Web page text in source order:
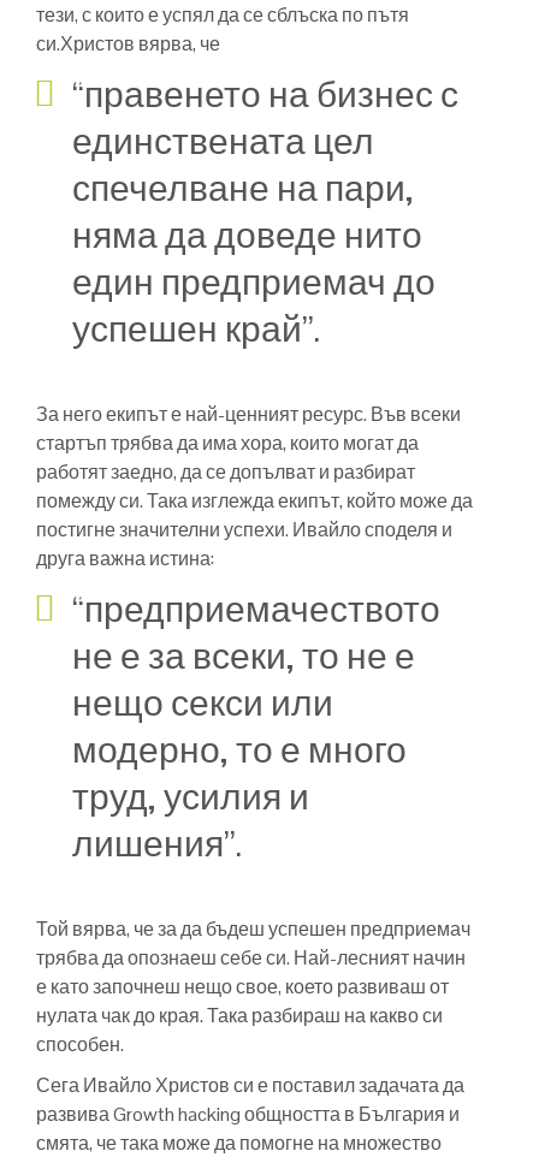
тези, с които е успял да се сблъска по пътя
си.Христов вярва, че
“правенето на бизнес с
единствената цел
спечелване на пари,
няма да доведе нито
един предприемач до
успешен край”.
За него екипът е най-ценният ресурс. Във всеки
стартъп трябва да има хора, които могат да
работят заедно, да се допълват и разбират
помежду си. Така изглежда екипът, който може да
постигне значителни успехи. Ивайло споделя и
друга важна истина:
“предприемачеството
не е за всеки, то не е
нещо секси или
модерно, то е много
труд, усилия и
лишения”.
Той вярва, че за да бъдеш успешен предприемач
трябва да опознаеш себе си. Най-лесният начин
е като започнеш нещо свое, което развиваш от
нулата чак до края. Така разбираш на какво си
способен.
Сега Ивайло Христов си е поставил задачата да
развива Growth hacking общността в България и
смята, че така може да помогне на множество